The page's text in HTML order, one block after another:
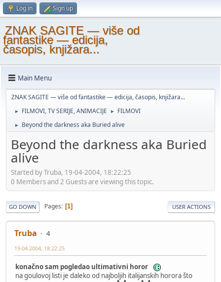
Log in Sign up
ZNAK SAGITE — više od
fantastike — edicija,
časopis, knjižara...
Main Menu
ZNAK SAGITE — više od fantastike — edicija, časopis, knjižara...
► FILMOVI, TV SERIJE, ANIMACIJE ► FILMOVI
► Beyond the darkness aka Buried alive
Beyond the darkness aka Buried
alive
Started by Truba, 19-04-2004, 18:22:25
0 Members and 2 Guests are viewing this topic.
GO DOWN Pages 1 USER ACTIONS
Truba 4
19-04-2004, 18:22:25
konačno sam pogledao ultimativni horor
na goulovoj listi je daleko od najboljih italijanskih horora što